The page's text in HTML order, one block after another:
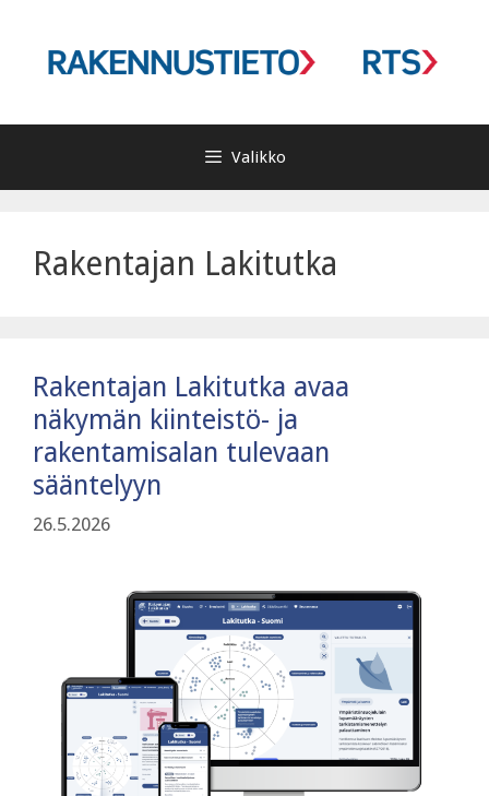
Valikko
Rakentajan Lakitutka
Rakentajan Lakitutka avaa
näkymän kiinteistö- ja
rakentamisalan tulevaan
sääntelyyn
26.5.2026